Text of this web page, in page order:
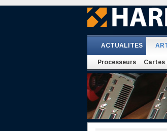
ACTUALITES
Processeurs Cartes